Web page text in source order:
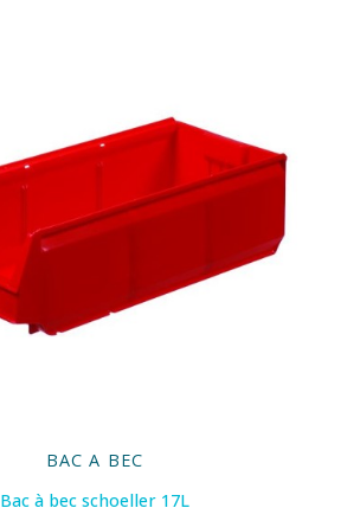
BAC A BEC
Bac à bec schoeller 17L